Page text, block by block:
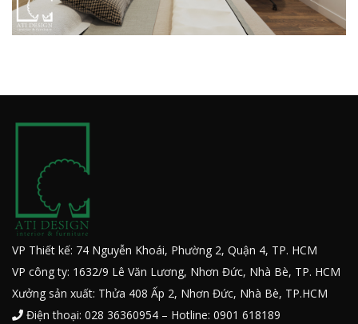
VP Thiết kế: 74 Nguyễn Khoái, Phường 2, Quận 4, TP. HCM
VP công ty: 1632/9 Lê Văn Lương, Nhơn Đức, Nhà Bè, TP. HCM
Xưởng sản xuất: Thửa 408 Ấp 2, Nhơn Đức, Nhà Bè, TP.HCM
Điện thoại: 028 36360954 – Hotline: 0901 618189